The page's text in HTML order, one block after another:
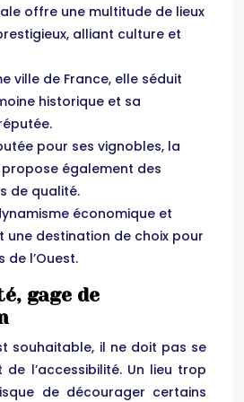
offre une multitude de lieux
alliant culture et
ville de France, elle séduit
historique et sa
pour ses vignobles, la
également des
de qualité.
économique et
une destination de choix pour
de l’Ouest.
gage de
souhaitable, il ne doit pas se
l’accessibilité. Un lieu trop
de décourager certains